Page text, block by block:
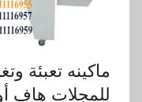
ماكينه تعبئة
للمجلات هاف